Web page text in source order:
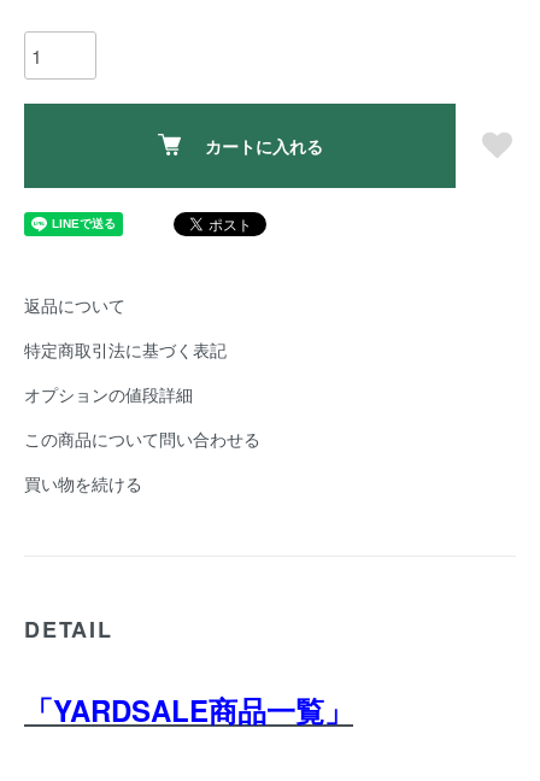
カートに入れる
返品について
特定商取引法に基づく表記
オプションの値段詳細
この商品について問い合わせる
買い物を続ける
DETAIL
「YARDSALE商品一覧」